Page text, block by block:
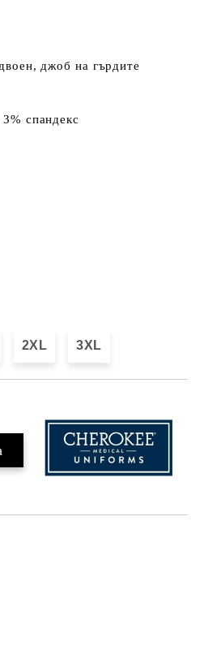
джоб на гърдите
спандекс
2XL 3XL